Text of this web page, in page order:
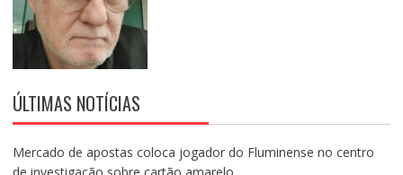
ÚLTIMAS NOTÍCIAS
Mercado de apostas coloca jogador do Fluminense no centro
de investigação sobre cartão amarelo